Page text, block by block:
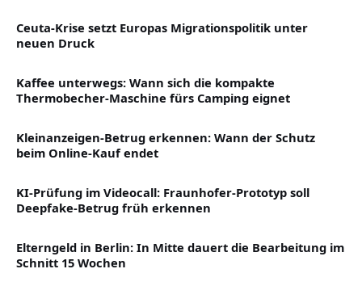
Ceuta-Krise setzt Europas Migrationspolitik unter
neuen Druck
Kaffee unterwegs: Wann sich die kompakte
Thermobecher-Maschine fürs Camping eignet
Kleinanzeigen-Betrug erkennen: Wann der Schutz
beim Online-Kauf endet
KI-Prüfung im Videocall: Fraunhofer-Prototyp soll
Deepfake-Betrug früh erkennen
Elterngeld in Berlin: In Mitte dauert die Bearbeitung im
Schnitt 15 Wochen